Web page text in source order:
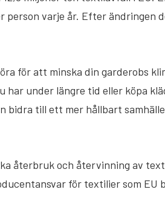
person varje år. Efter ändringen
för att minska din garderobs
har under längre tid eller köpa
bidra till ett mer hållbart
återbruk och återvinning av
för textilier som EU